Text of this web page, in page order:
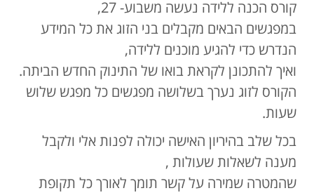
קורס הכנה ללידה נעשה משבוע- 27,
במפגשים הבאים מקבלים בני הזוג את כל המידע
הנדרש כדי להגיע מוכנים ללידה,
ואיך להתכונן לקראת בואו של התינוק החדש הביתה.
הקורס לזוג נערך בשלושה מפגשים כל מפגש שלוש
שעות.
בכל שלב בהיריון האישה יכולה לפנות אלי ולקבל
מענה לשאלות שעולות ,
שהמטרה שמירה על קשר תומך לאורך כל תקופת